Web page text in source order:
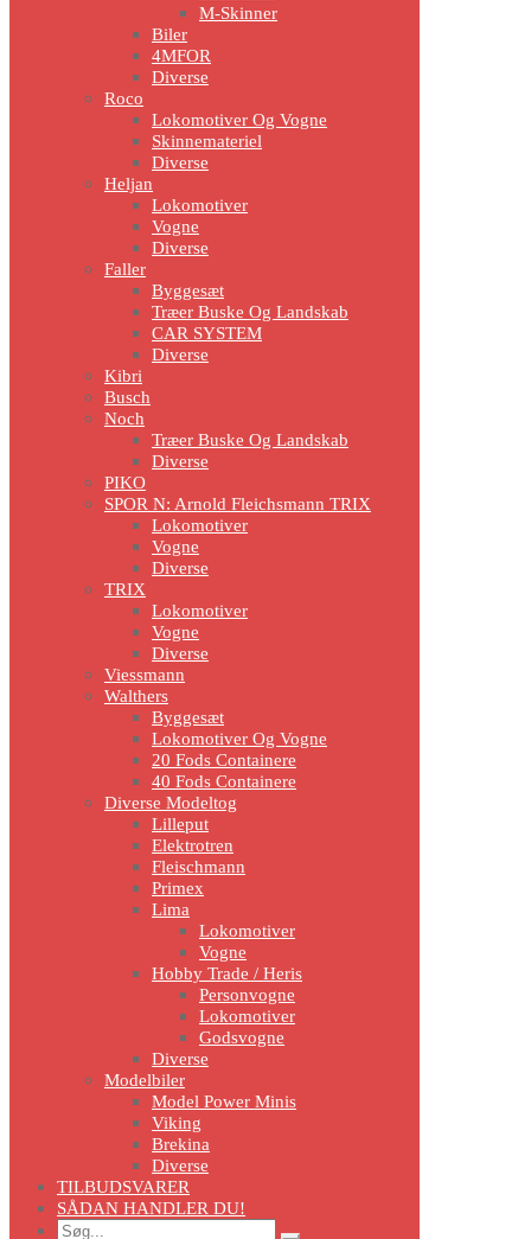
M-Skinner
Biler
4MFOR
Diverse
Roco
Lokomotiver Og Vogne
Skinnemateriel
Diverse
Heljan
Lokomotiver
Vogne
Diverse
Faller
Byggesæt
Træer Buske Og Landskab
CAR SYSTEM
Diverse
Kibri
Busch
Noch
Træer Buske Og Landskab
Diverse
PIKO
SPOR N: Arnold Fleichsmann TRIX
Lokomotiver
Vogne
Diverse
TRIX
Lokomotiver
Vogne
Diverse
Viessmann
Walthers
Byggesæt
Lokomotiver Og Vogne
20 Fods Containere
40 Fods Containere
Diverse Modeltog
Lilleput
Elektrotren
Fleischmann
Primex
Lima
Lokomotiver
Vogne
Hobby Trade / Heris
Personvogne
Lokomotiver
Godsvogne
Diverse
Modelbiler
Model Power Minis
Viking
Brekina
Diverse
TILBUDSVARER
SÅDAN HANDLER DU!
Search